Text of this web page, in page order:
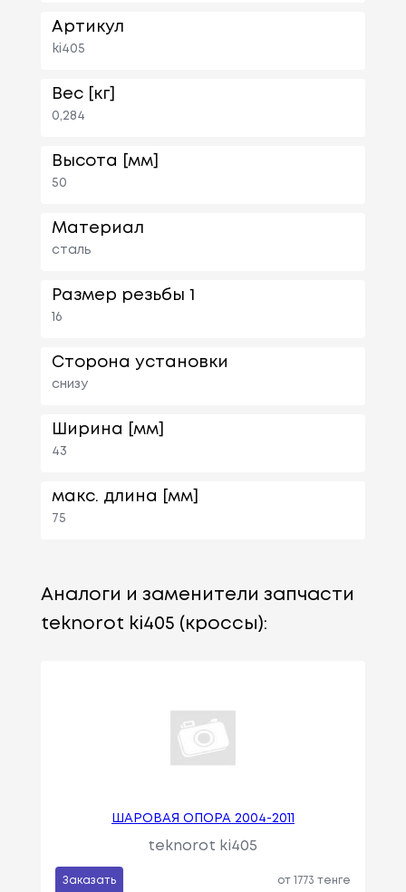
Артикул
ki405
Вес [кг]
0,284
Высота [мм]
50
Материал
сталь
Размер резьбы 1
16
Сторона установки
снизу
Ширина [мм]
43
макс. длина [мм]
75
Аналоги и заменители запчасти
teknorot ki405 (кроссы):
ШАРОВАЯ ОПОРА 2004-2011
teknorot ki405
Заказать от 1773 тенге